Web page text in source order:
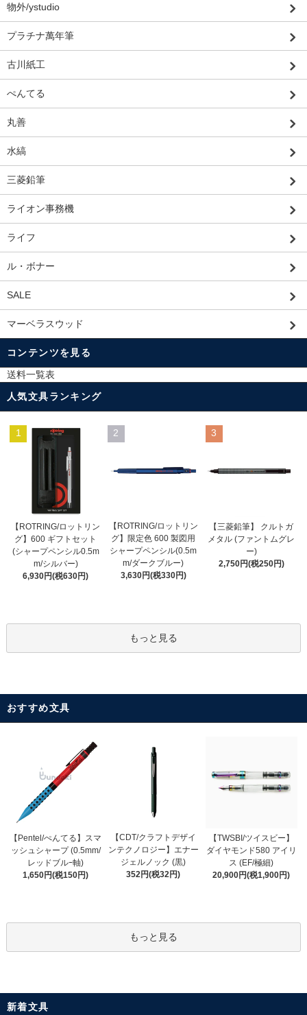
物外/ystudio
プラチナ萬年筆
古川紙工
ぺんてる
丸善
水縞
三菱鉛筆
ライオン事務機
ライフ
ル・ボナー
SALE
マーベラスウッド
コンテンツを見る
送料一覧表
人気文具ランキング
1
【ROTRING/ロットリン
グ】600 ギフトセット
(シャープペンシル0.5m
m/シルバー)
6,930円(税630円)
2
【ROTRING/ロットリン
グ】限定色 600 製図用
シャープペンシル(0.5m
m/ダークブルー)
3,630円(税330円)
3
【三菱鉛筆】 クルトガ
メタル (ファントムグレ
ー)
2,750円(税250円)
もっと見る
おすすめ文具
【Pentel/ぺんてる】スマ
ッシュシャープ (0.5mm/
レッドブルｰ軸)
1,650円(税150円)
【CDT/クラフトデザイ
ンテクノロジー】エナー
ジェルノック (黒)
352円(税32円)
【TWSBI/ツイスビー】
ダイヤモンド580 アイリ
ス (EF/極細)
20,900円(税1,900円)
もっと見る
新着文具